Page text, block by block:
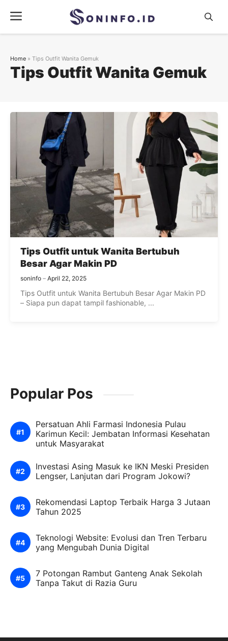
content
Menu
Tips Outfit Wanita Gemuk
Home » Tips Outfit Wanita Gemuk
Tips Outfit untuk Wanita Bertubuh
Besar Agar Makin PD
soninfo April 22, 2025
Tips Outfit untuk Wanita Bertubuh Besar Agar Makin PD
– Siapa pun dapat tampil fashionable, ...
Popular Pos
Persatuan Ahli Farmasi Indonesia Pulau
Karimun Kecil: Jembatan Informasi Kesehatan
untuk Masyarakat
Investasi Asing Masuk ke IKN Meski Presiden
Lengser, Lanjutan dari Program Jokowi?
Rekomendasi Laptop Terbaik Harga 3 Jutaan
Tahun 2025
Teknologi Website: Evolusi dan Tren Terbaru
yang Mengubah Dunia Digital
7 Potongan Rambut Ganteng Anak Sekolah
Tanpa Takut di Razia Guru